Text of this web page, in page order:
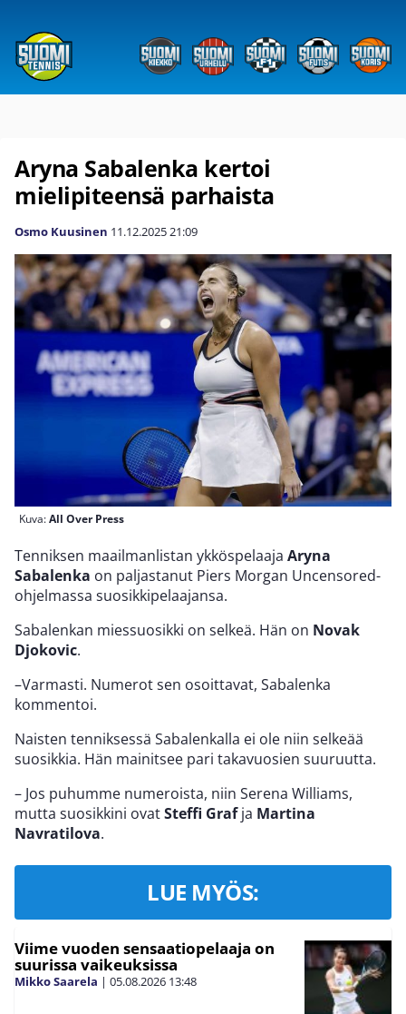
Aryna Sabalenka kertoi
mielipiteensä parhaista
Osmo Kuusinen 11.12.202521:09
Kuva:All Over Press
Tenniksen maailmanlistan ykköspelaaja Aryna
Sabalenka on paljastanut Piers Morgan Uncensored-
ohjelmassa suosikkipelaajansa.
Sabalenkan miessuosikki on selkeä. Hän on Novak
Djokovic.
–Varmasti. Numerot sen osoittavat, Sabalenka
kommentoi.
Naisten tenniksessä Sabalenkalla ei ole niin selkeää
suosikkia. Hän mainitsee pari takavuosien suuruutta.
– Jos puhumme numeroista, niin Serena Williams,
mutta suosikkini ovatSteffi Grafja Martina
Navratilova.
LUE MYÖS:
Viime vuoden sensaatiopelaaja on
suurissa vaikeuksissa
Mikko Saarela | 05.08.2026 13:48